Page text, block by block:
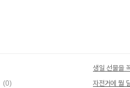
생일 선물을
(0) 자전거에 뭘